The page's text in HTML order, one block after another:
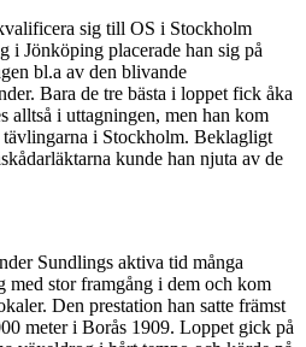
sig till OS i Stockholm
i Jönköping placerade han sig på
bl.a av den blivande
Bara de tre bästa i loppet fick åka
alltså i uttagningen, men han kom
tävlingarna i Stockholm. Beklagligt
kunde han njuta av de
Sundlings aktiva tid många
med stor framgång i dem och kom
Den prestation han satte främst
meter i Borås 1909. Loppet gick på